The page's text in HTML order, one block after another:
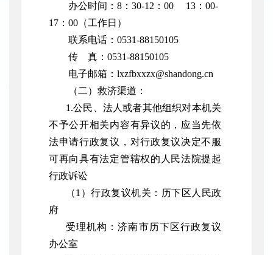
办公时间：8：30-12：00 13：00-
17：00（工作日）
联系电话：0531-88150105
传 真：0531-88150105
电子邮箱：lxzfbxxzx@shandong.cn
（二）救济渠道：
1.公民、法人或者其他组织对本机关
不予公开相关内容有异议的，应当先依
法申请行政复议，对行政复议决定不服
可再向具有法定管辖权的人民法院提起
行政诉讼
（1）行政复议机关：历下区人民政
府
受理机构：济南市历下区行政复议
办公室